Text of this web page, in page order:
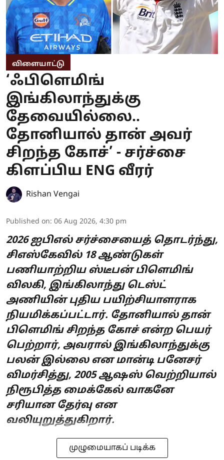
விளையாட்டு
‘ஃபிளெமிங்
இங்கிலாந்துக்கு
தேவையில்லை..
தோனியால் தான் அவர்
சிறந்த கோச்’ - சர்ச்சை
கிளப்பிய ENG வீரர்
Rishan Vengai
Published on: 06 Aug 2026, 4:30 pm
2026 ஐபிஎல் சர்ச்சையைத் தொடர்ந்து,
சிஎஸ்கேவில் 18 ஆண்டுகள்
பணியாற்றிய ஸ்டீபன் பிளெமிங்
விலகி, இங்கிலாந்து டெஸ்ட்
அணியின் புதிய பயிற்சியாளராக
நியமிக்கப்பட்டார். தோனியால் தான்
பிளெமிங் சிறந்த கோச் என்ற பெயர்
பெற்றார், அவரால் இங்கிலாந்துக்கு
பலன் இல்லை என மான்டி பனேசர்
விமர்சித்து, 2005 ஆஷஸ் வெற்றியால்
நிரூபித்த மைக்கேல் வாகனே
சரியான தேர்வு என
வலியுறுத்துகிறார்.
முழுமையாகப் படிக்க